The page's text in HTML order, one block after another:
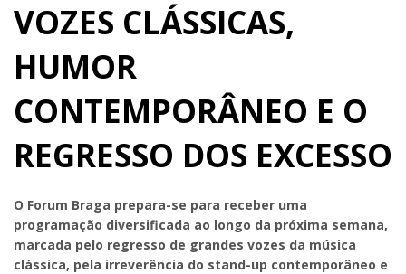
VOZES CLÁSSICAS,
HUMOR
CONTEMPORÂNEO E O
REGRESSO DOS EXCESSO
O Forum Braga prepara-se para receber uma
programação diversificada ao longo da próxima semana,
marcada pelo regresso de grandes vozes da música
clássica, pela irreverência do stand-up contemporâneo e